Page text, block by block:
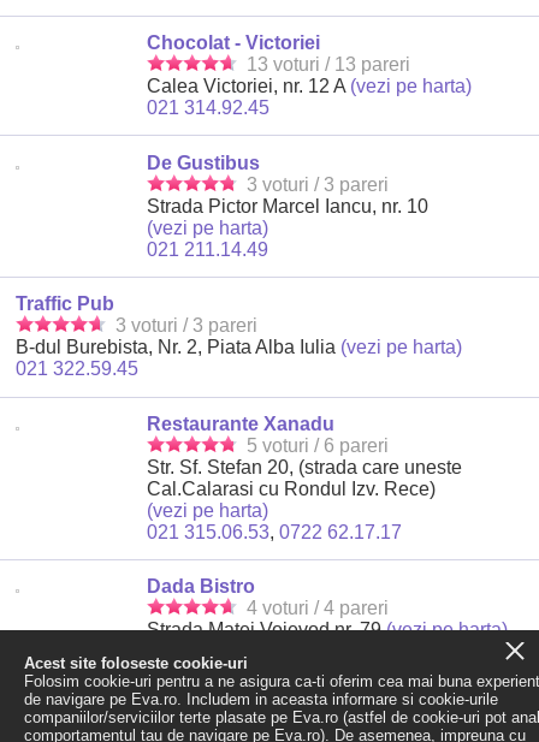
Chocolat - Victoriei
13 voturi / 13 pareri
Calea Victoriei, nr. 12 A (vezi pe harta)
021 314.92.45
De Gustibus
3 voturi / 3 pareri
Strada Pictor Marcel Iancu, nr. 10
(vezi pe harta)
021 211.14.49
Traffic Pub
3 voturi / 3 pareri
B-dul Burebista, Nr. 2, Piata Alba Iulia (vezi pe harta)
021 322.59.45
Restaurante Xanadu
5 voturi / 6 pareri
Str. Sf. Stefan 20, (strada care uneste
Cal.Calarasi cu Rondul Izv. Rece)
(vezi pe harta)
021 315.06.53,0722 62.17.17
Dada Bistro
4 voturi / 4 pareri
Strada Matei Voievod nr. 79(vezi pe harta)
Rezultatele1-10din703
Pagina urmatoare »
Acest site foloseste cookie-uri
Folosim cookie-uri pentru a ne asigura ca-ti oferim cea mai buna
de navigare pe Eva.ro. Includem in aceasta informare si cookie-urile
companiilor/serviciilor terte plasate pe Eva.ro (astfel de cookie-uri pot
comportamentul tau de navigare pe Eva.ro). De asemenea, impreuna cu